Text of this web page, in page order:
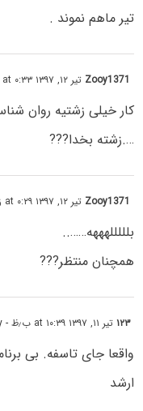
تیر ماهم نموند .
Zooy1371 تیر ۱۲, ۱۳۹۷ at ۰:۳۳ ق٫ظ
کار خیلی زشتیه روان
….زشته بخدا???
Zooy1371 تیر ۱۲, ۱۳۹۷ at ۰:۲۹ ق٫ظ
بلللللهههه……..
همچنان منتظر???
۱۲۳تیر ۱۱, ۱۳۹۷ at ۱۰:۳۹ ب٫ظ - Reply
واقعا جای تاسفه. بی
ارشد